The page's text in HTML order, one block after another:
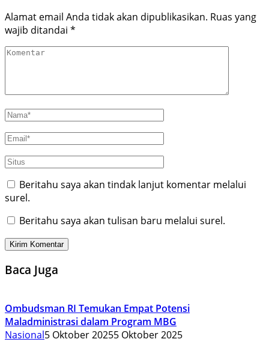
Alamat email Anda tidak akan dipublikasikan. Ruas yang
wajib ditandai *
Beritahu saya akan tindak lanjut komentar melalui
surel.
Beritahu saya akan tulisan baru melalui surel.
Baca Juga
Ombudsman RI Temukan Empat Potensi
Maladministrasi dalam Program MBG
Nasional5 Oktober 20255 Oktober 2025